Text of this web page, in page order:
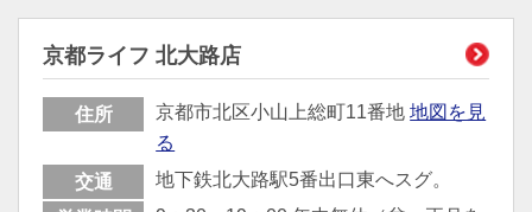
京都ライフ 北大路店
住所 京都市北区小山上総町11番地地図を見
る
交通
地下鉄北大路駅5番出口東へスグ。